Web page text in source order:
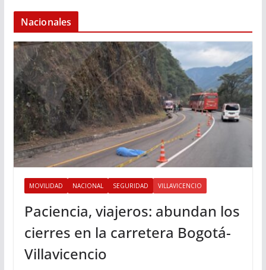
Nacionales
MOVILIDAD NACIONAL SEGURIDAD VILLAVICENCIO
Paciencia, viajeros: abundan los
cierres en la carretera Bogotá-
Villavicencio